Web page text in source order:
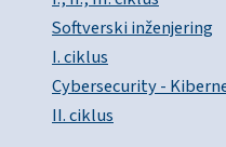
Softverski inženjering
I. ciklus
Cybersecurity -
II. ciklus